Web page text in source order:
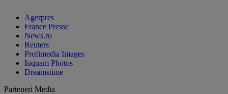
Agerpres
France Presse
News.ro
Reuters
Profimedia Images
Inquam Photos
Dreamstime
Parteneri Media